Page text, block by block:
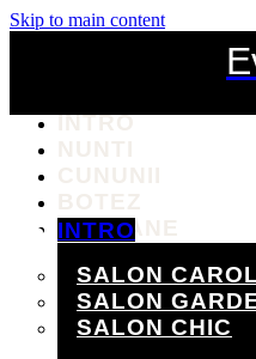
Skip to main content
INTRO
SALOANE
SALON CAROL
SALON
SALON CHIC
INTRO
CUNUNII
BOTEZ
SALOANE